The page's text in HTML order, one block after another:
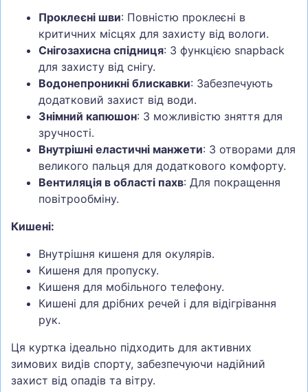
Проклеєні шви: Повністю проклеєні в
критичних місцях для захисту від вологи.
Снігозахисна спідниця: З функцією snapback
для захисту від снігу.
Водонепроникні блискавки: Забезпечують
додатковий захист від води.
Знімний капюшон: З можливістю зняття для
зручності.
Внутрішні еластичні манжети: З отворами для
великого пальця для додаткового комфорту.
Вентиляція в області пахв: Для покращення
повітрообміну.
Кишені:
Внутрішня кишеня для окулярів.
Кишеня для пропуску.
Кишеня для мобільного телефону.
Кишені для дрібних речей і для відігрівання
рук.
Ця куртка ідеально підходить для активних
зимових видів спорту, забезпечуючи надійний
захист від опадів та вітру.